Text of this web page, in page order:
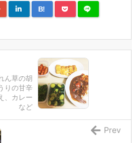
B!
ん草の胡
りの甘辛
、カレー
など
Prev